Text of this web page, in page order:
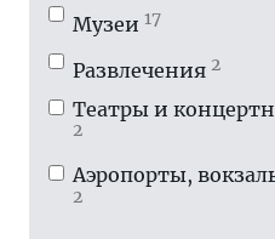
Музеи 17
Развлечения 2
Театры и
2
Аэропорты,
2